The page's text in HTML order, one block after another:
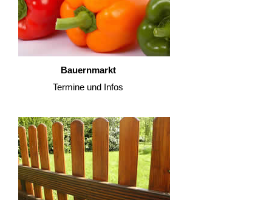
Bauernmarkt
Termine und Infos